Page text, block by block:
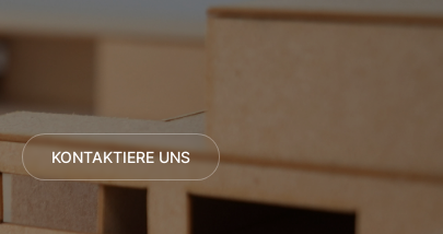
KONTAKTIERE UNS